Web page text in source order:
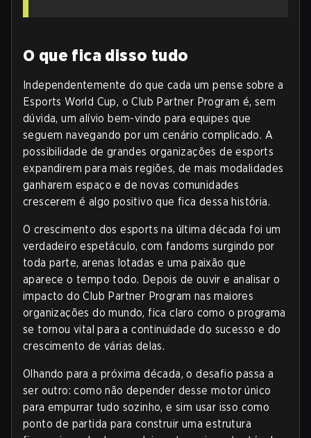
O que fica disso tudo
Independentemente do que cada um pense sobre a
Esports World Cup, o Club Partner Program é, sem
dúvida, um alívio bem-vindo para equipes que
seguem navegando por um cenário complicado. A
possibilidade de grandes organizações de esports
expandirem para mais regiões, de mais modalidades
ganharem espaço e de novas comunidades
crescerem é algo positivo que fica dessa história.
O crescimento dos esports na última década foi um
verdadeiro espetáculo, com fandoms surgindo por
toda parte, arenas lotadas e uma paixão que
aparece o tempo todo. Depois de ouvir e analisar o
impacto do Club Partner Program nas maiores
organizações do mundo, fica claro como o programa
se tornou vital para a continuidade do sucesso e do
crescimento de várias delas.
Olhando para a próxima década, o desafio passa a
ser outro: como não depender desse motor único
para empurrar tudo sozinho, e sim usar isso como
ponto de partida para construir uma estrutura